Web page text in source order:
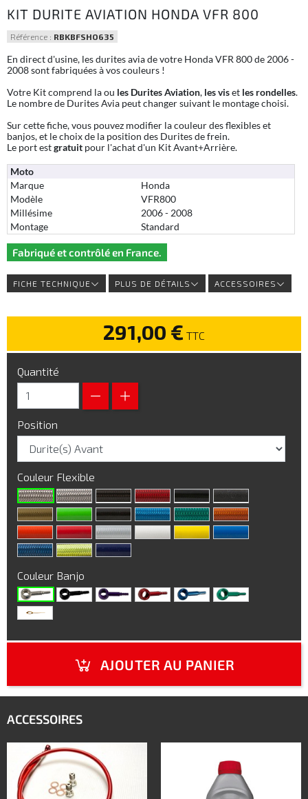
KIT DURITE AVIATION HONDA VFR 800
Référence : RBKBFSHO635
En direct d'usine, les durites avia de votre Honda VFR 800 de 2006 -
2008 sont fabriquées à vos couleurs !
Votre Kit comprend la ou les Durites Aviation, les viset les rondelles.
Le nombre de Durites Avia peut changer suivant le montage choisi.
Sur cette fiche, vous pouvez modifier la couleur des flexibles et
banjos, et le choix de la position des Durites de frein.
Le port estgratuit pour l'achat d'un Kit Avant+Arrière.
Moto
Marque
Honda
Modèle
VFR800
Millésime
2006 - 2008
Montage
Standard
Fabriqué et contrôlé en France.
FICHE TECHNIQUE PLUS DE DÉTAILS ACCESSOIRES
291,00 € TTC
Quantité
Position
Couleur Flexible
Couleur Banjo
AJOUTER AU PANIER
ACCESSOIRES